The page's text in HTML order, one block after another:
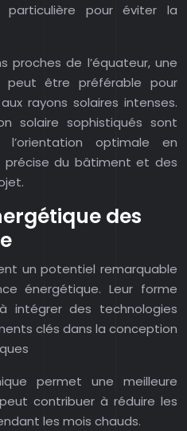
pour éviter la
proches de l’équateur, une
peut être préférable pour
rayons solaires intenses.
solaire sophistiqués sont
optimale en
précise du bâtiment et des
des
un potentiel remarquable
énergétique. Leur forme
intégrer des technologies
clés dans la conception
permet une meilleure
contribuer à réduire les
les mois chauds.